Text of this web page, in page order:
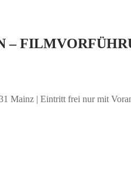
–
Mainz | Eintritt frei nur mit